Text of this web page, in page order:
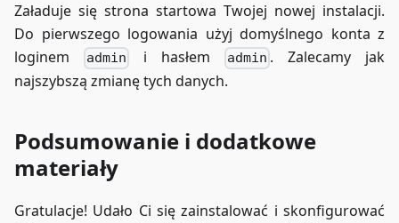
Załaduje się strona startowa Twojej nowej instalacji.
Do pierwszego logowania użyj domyślnego konta z
loginem
admin i hasłem admin . Zalecamy jak
najszybszą zmianę tych danych.
Podsumowanie i dodatkowe
materiały
Gratulacje! Udało Ci się zainstalować i skonfigurować